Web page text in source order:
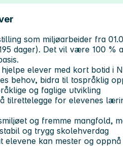
som miljøarbeider fra
dager). Det vil være 100 %
elever med kort botid i
behov, bidra til tospråklig
og faglige utvikling
tilrettelegge for elevenes
og fremme mangfold,
og trygg skolehverdag
kan mester og oppnå